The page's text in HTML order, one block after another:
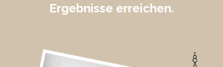
Ergebnisse erreichen.